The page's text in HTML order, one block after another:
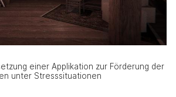
einer Applikation zur Förderung der
unter Stresssituationen